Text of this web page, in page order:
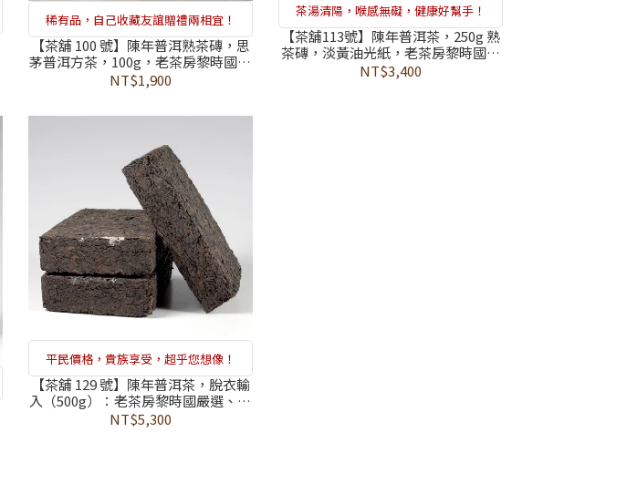
稀有品，自己收藏友誼贈禮兩相宜！
【茶舖 100 號】陳年普洱熟茶磚，思
茅普洱方茶，100g，老茶房黎時國精
選，通過 374 項農藥檢測合格， 罕見
大葉種方茶工藝，方便攜帶外出首選
NT$1,900
茶湯清陽，喉感無礙，健康好幫手！
【茶舖113號】陳年普洱茶，250g 熟
茶磚，淡黃油光紙，老茶房黎時國推
薦，通過 374 項農藥檢測合格，乾爽
陳化的沈穩地氣，可收藏可日飲
NT$3,400
平民價格，貴族享受，超乎您想像！
【茶舖 129 號】陳年普洱茶，脫衣輸
入（500g）：老茶房黎時國嚴選、通
過 374 項農藥檢測合格、招財安宅
「祿存」吉物、領受大地能量精華
NT$5,300